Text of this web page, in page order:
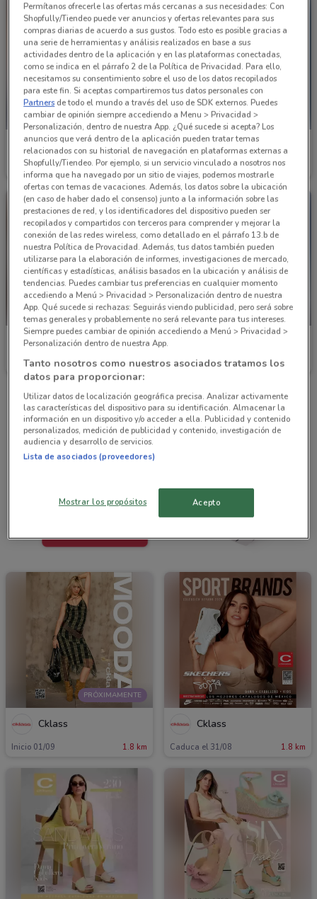
Cklass
Caduca el 31/08 1.8 km
Cklass
Caduca el 31/08 1.8 km
Vianney
Caduca el 31/12 4.9 km
PRÓXIMAMENTE
Inicio 15/09 1.8 km
PRÓXIMAMENTE
Cklass
Inicio 01/09 1.8 km
Cklass
Caduca el 31/08 1.8 km
Permítanos ofrecerle las ofertas más cercanas a sus necesidades: Con
Shopfully/Tiendeo puede ver anuncios y ofertas relevantes para sus
compras diarias de acuerdo a sus gustos. Todo esto es posible gracias a
una serie de herramientas y análisis realizados en base a sus
actividades dentro de la aplicación y en las plataformas conectadas,
como se indica en el párrafo 2 de la Política de Privacidad. Para ello,
necesitamos su consentimiento sobre el uso de los datos recopilados
para este fin. Si aceptas compartiremos tus datos personales con
Partners de todo el mundo a través del uso de SDK externos. Puedes
cambiar de opinión siempre accediendo a Menu > Privacidad >
Personalización, dentro de nuestra App. ¿Qué sucede si acepta? Los
anuncios que verá dentro de la aplicación pueden tratar temas
relacionados con su historial de navegación en plataformas externas a
Shopfully/Tiendeo. Por ejemplo, si un servicio vinculado a nosotros nos
informa que ha navegado por un sitio de viajes, podemos mostrarle
ofertas con temas de vacaciones. Además, los datos sobre la ubicación
(en caso de haber dado el consenso) junto a la información sobre las
prestaciones de red, y los identificadores del dispositivo pueden ser
recopilados y compartidos con terceros para comprender y mejorar la
conexión de las redes wireless, como detallado en el párrafo 13.b de
nuestra Política de Provacidad. Además, tus datos también pueden
utilizarse para la elaboración de informes, investigaciones de mercado,
científicas y estadísticas, análisis basados en la ubicación y análisis de
tendencias. Puedes cambiar tus preferencias en cualquier momento
accediendo a Menú > Privacidad > Personalización dentro de nuestra
App. Qué sucede si rechazas: Seguirás viendo publicidad, pero será sobre
temas generales y probablemente no será relevante para tus intereses.
Siempre puedes cambiar de opinión accediendo a Menú > Privacidad >
Personalización dentro de nuestra App.
Tanto nosotros como nuestros asociados tratamos los
datos para proporcionar:
Utilizar datos de localización geográfica precisa. Analizar activamente
las características del dispositivo para su identificación. Almacenar la
información en un dispositivo y/o acceder a ella. Publicidad y contenido
personalizados, medición de publicidad y contenido, investigación de
audiencia y desarrollo de servicios.
Lista de asociados (proveedores)
Mostrar los propósitos Acepto